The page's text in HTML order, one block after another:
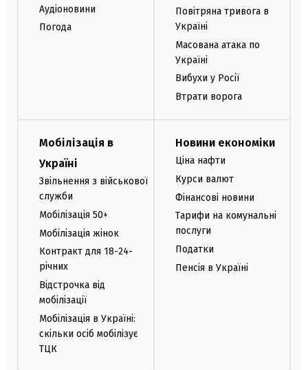
Аудіоновини
Погода
Повітряна тривога в
Україні
Масована атака по
Україні
Вибухи у Росії
Втрати ворога
Мобілізація в
Україні
Звільнення з військової
служби
Мобілізація 50+
Мобілізація жінок
Контракт для 18-24-
річних
Відстрочка від
мобілізації
Мобілізація в Україні:
скільки осіб мобілізує
ТЦК
Новини економіки
Ціна нафти
Курси валют
Фінансові новини
Тарифи на комунальні
послуги
Податки
Пенсія в Україні